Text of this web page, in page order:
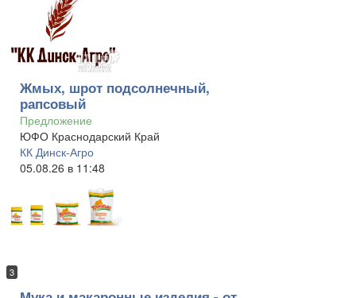
Жмых, шрот подсолнечный,
рапсовый
Предложение
ЮФО Краснодарский Край
КК Динск-Агро
05.08.26 в 11:48
3